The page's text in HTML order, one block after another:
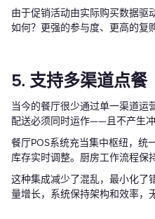
由于促销活动由实际购买数据驱
如何？更强的参与度、更高的复
5. 支持多渠道点餐
当今的餐厅很少通过单一渠道运
配送必须同时运作——且不产生冲
餐厅POS系统充当集中枢纽，统
库存实时调整。厨房工作流程保
这种集成减少了混乱，最小化了
量增长，系统保持架构和效率，